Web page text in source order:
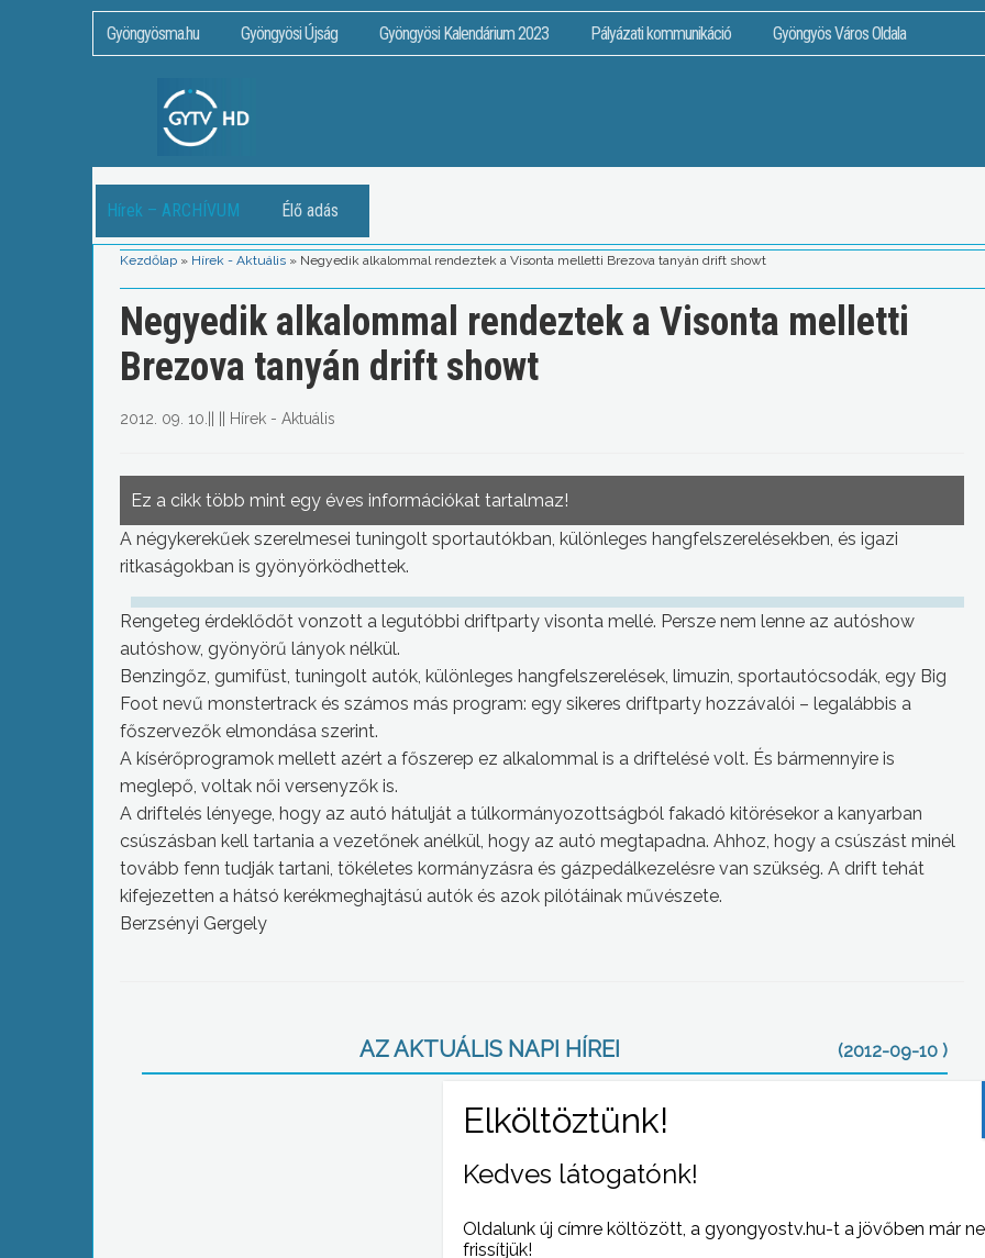
Gyöngyösma.hu Gyöngyösi Újság Gyöngyösi Kalendárium 2023 Pályázati kommunikáció Gyöngyös Város Oldala
Hírek – ARCHÍVUM Élő adás
Kezdőlap » Hírek - Aktuális » Negyedik alkalommal rendeztek a Visonta melletti Brezova tanyán drift showt
Negyedik alkalommal rendeztek a Visonta melletti
Brezova tanyán drift showt
2012. 09. 10. Hírek - Aktuális
Ez a cikk több mint egy éves információkat tartalmaz!
A négykerekűek szerelmesei tuningolt sportautókban, különleges hangfelszerelésekben, és igazi
ritkaságokban is gyönyörködhettek.
Rengeteg érdeklődőt vonzott a legutóbbi driftparty visonta mellé. Persze nem lenne az autóshow
autóshow, gyönyörű lányok nélkül.
Benzingőz, gumifüst, tuningolt autók, különleges hangfelszerelések, limuzin, sportautócsodák, egy Big
Foot nevű monstertrack és számos más program: egy sikeres driftparty hozzávalói – legalábbis a
főszervezők elmondása szerint.
A kísérőprogramok mellett azért a főszerep ez alkalommal is a driftelésé volt. És bármennyire is
meglepő, voltak női versenyzők is.
A driftelés lényege, hogy az autó hátulját a túlkormányozottságból fakadó kitörésekor a kanyarban
csúszásban kell tartania a vezetőnek anélkül, hogy az autó megtapadna. Ahhoz, hogy a csúszást minél
tovább fenn tudják tartani, tökéletes kormányzásra és gázpedálkezelésre van szükség. A drift tehát
kifejezetten a hátsó kerékmeghajtású autók és azok pilótáinak művészete.
Berzsényi Gergely
AZ AKTUÁLIS NAPI HÍREI (2012-09-10 )
Kedves látogatónk!
Oldalunk új címre költözött, a gyongyostv.hu-t a jövőben már
frissítjük!